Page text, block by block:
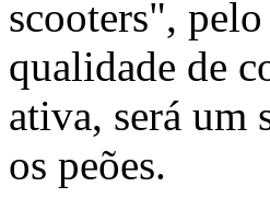
scooters",
qualidade de
ativa, será um
os peões.